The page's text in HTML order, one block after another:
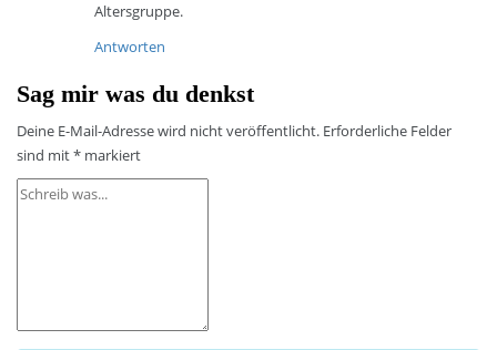
Altersgruppe.
Antworten
Sag mir was du denkst
Deine E-Mail-Adresse wird nicht veröffentlicht. Erforderliche Felder
sind mit* markiert